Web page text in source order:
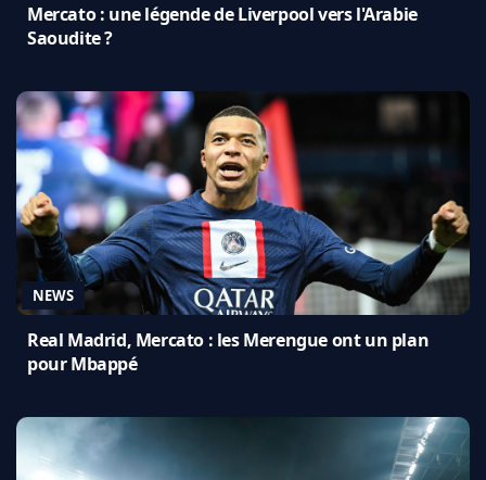
Mercato : une légende de Liverpool vers l'Arabie
Saoudite ?
NEWS
Real Madrid, Mercato : les Merengue ont un plan
pour Mbappé